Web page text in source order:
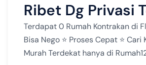
Ribet Dg Privasi
Terdapat 0 Rumah Kontrakan di
Bisa Nego ⭐️ Proses Cepat ⭐️ Cari
Murah Terdekat hanya di